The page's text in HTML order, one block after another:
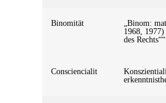
Binomität
„Binom:
1968,
des
Consciencialit